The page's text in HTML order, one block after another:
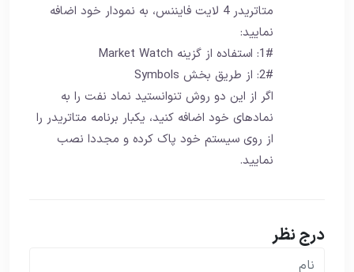
متاتریدر 4 لایت فایننس، به نمودار خود اضافه
نمایید:
1#: استفاده از گزینه Market Watch
2#: از طریق بخش Symbols
اگر از این دو روش تنوانستید نماد نفت را به
نمادهای خود اضافه کنید، یکبار برنامه متاتریدر را
از روی سیستم خود پاک کرده و مجددا نصب
نمایید.
درج نظر